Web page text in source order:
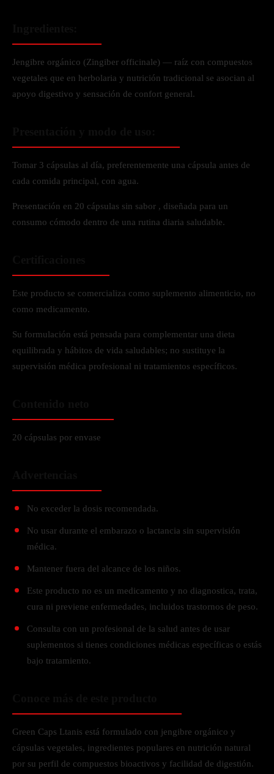
Jengibre orgánico (Zingiber officinale) — raíz con compuestos
vegetales que en herbolaria y nutrición tradicional se asocian al
apoyo digestivo y sensación de confort general.
Tomar 3 cápsulas al día, preferentemente una cápsula antes de
cada comida principal, con agua.
Presentación en 20 cápsulas sin sabor , diseñada para un
consumo cómodo dentro de una rutina diaria saludable.
Este producto se comercializa como suplemento alimenticio, no
como medicamento.
Su formulación está pensada para complementar una dieta
equilibrada y hábitos de vida saludables; no sustituye la
supervisión médica profesional ni tratamientos específicos.
20 cápsulas por envase
No exceder la dosis recomendada.
No usar durante el embarazo o lactancia sin supervisión
médica.
Mantener fuera del alcance de los niños.
Este producto no es un medicamento y no diagnostica, trata,
cura ni previene enfermedades, incluidos trastornos de peso.
Consulta con un profesional de la salud antes de usar
suplementos si tienes condiciones médicas específicas o estás
bajo tratamiento.
Green Caps Ltanis está formulado con jengibre orgánico y
cápsulas vegetales, ingredientes populares en nutrición natural
por su perfil de compuestos bioactivos y facilidad de digestión.